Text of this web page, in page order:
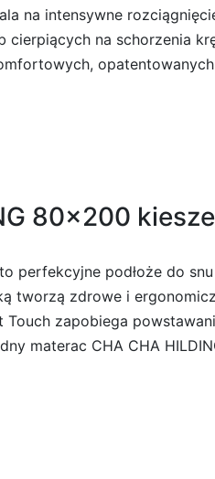
na intensywne
na schorzenia
80×200
perfekcyjne podłoże do
tworzą zdrowe i
zapobiega
materac CHA CHA